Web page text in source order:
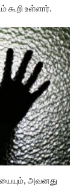
உள்ளார்.
அவனது